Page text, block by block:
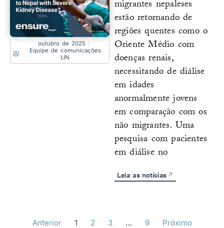
outubro de 2025
Equipe de comunicações
LIN
migrantes nepaleses
estão retornando de
regiões quentes como o
Oriente Médio com
doenças renais,
necessitando de diálise
em idades
anormalmente jovens
em comparação com os
não migrantes. Uma
pesquisa com pacientes
em diálise no
Leia as notícias
Anterior 1 2 3 … 9 Próximo